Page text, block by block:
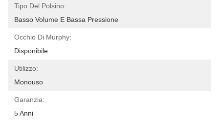
Tipo Del Polsino:
Basso Volume E Bassa Pressione
Occhio Di Murphy:
Disponibile
Utilizzo:
Monouso
Garanzia:
5 Anni